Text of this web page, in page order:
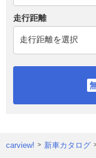
走行距離
carview! 新車カタログ